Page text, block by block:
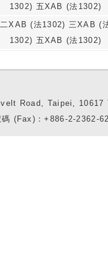
1302) 五XAB (法1302)
XAB (法1302) 三XAB (
1302) 五XAB (法1302)
Road, Taipei, 10617
(Fax)：+886-2-2362-